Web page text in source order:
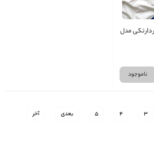
تکی مدل
ناموجود
3
4
5 بعدی آخر